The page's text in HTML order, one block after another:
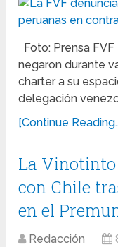
Foto: Prensa
negaron durante
charter a su
delegación
[Continue
La
con Chile
en el
Redacción